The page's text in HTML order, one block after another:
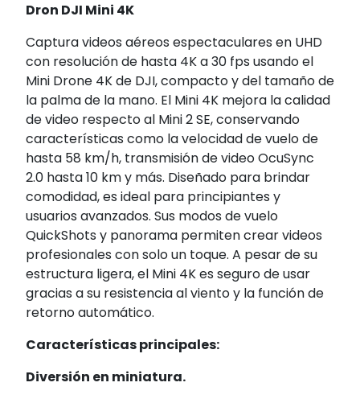
Dron DJI Mini 4K
Captura videos aéreos espectaculares en UHD
con resolución de hasta 4K a 30 fps usando el
Mini Drone 4K de DJI, compacto y del tamaño de
la palma de la mano. El Mini 4K mejora la calidad
de video respecto al Mini 2 SE, conservando
características como la velocidad de vuelo de
hasta 58 km/h, transmisión de video OcuSync
2.0 hasta 10 km y más. Diseñado para brindar
comodidad, es ideal para principiantes y
usuarios avanzados. Sus modos de vuelo
QuickShots y panorama permiten crear videos
profesionales con solo un toque. A pesar de su
estructura ligera, el Mini 4K es seguro de usar
gracias a su resistencia al viento y la función de
retorno automático.
Características principales:
Diversión en miniatura.